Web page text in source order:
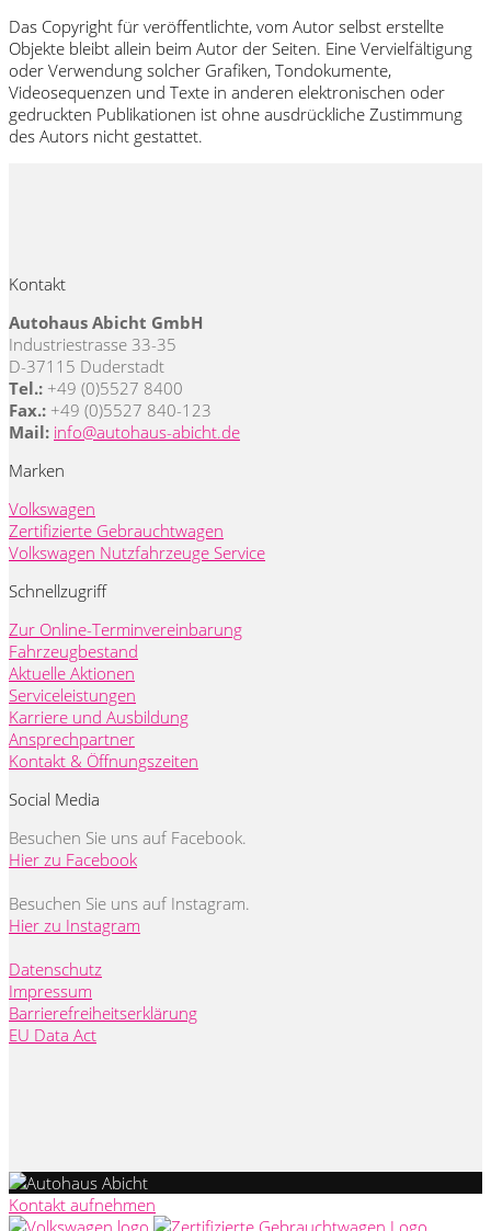
Das Copyright für veröffentlichte, vom Autor selbst erstellte
Objekte bleibt allein beim Autor der Seiten. Eine Vervielfältigung
oder Verwendung solcher Grafiken, Tondokumente,
Videosequenzen und Texte in anderen elektronischen oder
gedruckten Publikationen ist ohne ausdrückliche Zustimmung
des Autors nicht gestattet.
Kontakt
Autohaus Abicht GmbH
Industriestrasse 33-35
D-37115 Duderstadt
Tel.: +49 (0)5527 8400
Fax.: +49 (0)5527 840-123
Mail: info@autohaus-abicht.de
Marken
Volkswagen
Zertifizierte Gebrauchtwagen
Volkswagen Nutzfahrzeuge Service
Schnellzugriff
Zur Online-Terminvereinbarung
Fahrzeugbestand
Aktuelle Aktionen
Serviceleistungen
Karriere und Ausbildung
Ansprechpartner
Kontakt & Öffnungszeiten
Social Media
Besuchen Sie uns auf Facebook.
Hier zu Facebook
Besuchen Sie uns auf Instagram.
Hier zu Instagram
Datenschutz
Impressum
Barrierefreiheitserklärung
EU Data Act
Kontakt aufnehmen